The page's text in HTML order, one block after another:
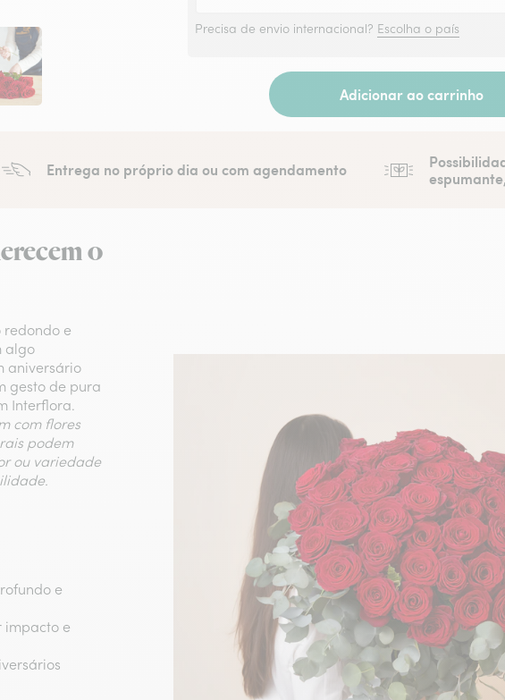
Precisa de envio internacional? Escolha o país
Adicionar ao carrinho
Entrega no próprio dia ou com agendamento
o
redondo e
algo
aniversário
gesto de pura
Interflora.
com flores
podem
ou variedade
e
impacto e